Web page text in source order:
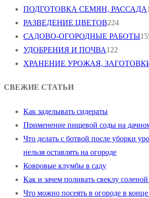
ПОДГОТОВКА СЕМЯН, РАССАДА
РАЗВЕДЕНИЕ ЦВЕТОВ224
САДОВО-ОГОРОДНЫЕ РАБОТЫ
УДОБРЕНИЯ И ПОЧВА122
ХРАНЕНИЕ УРОЖАЯ,
СВЕЖИЕ СТАТЬИ
Как заделывать сидераты
Применение пищевой соды на
Что делать с ботвой после уборки
нельзя оставлять на огороде
Ковровые клумбы в саду
Как и зачем поливать свеклу
Что можно посеять в огороде в